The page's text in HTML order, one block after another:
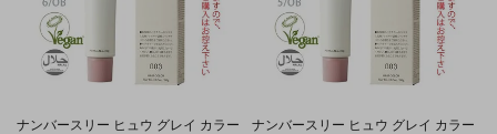
ナンバースリー ヒュウ グレイ カラー
ナンバースリー ヒュウ グレイ カラー